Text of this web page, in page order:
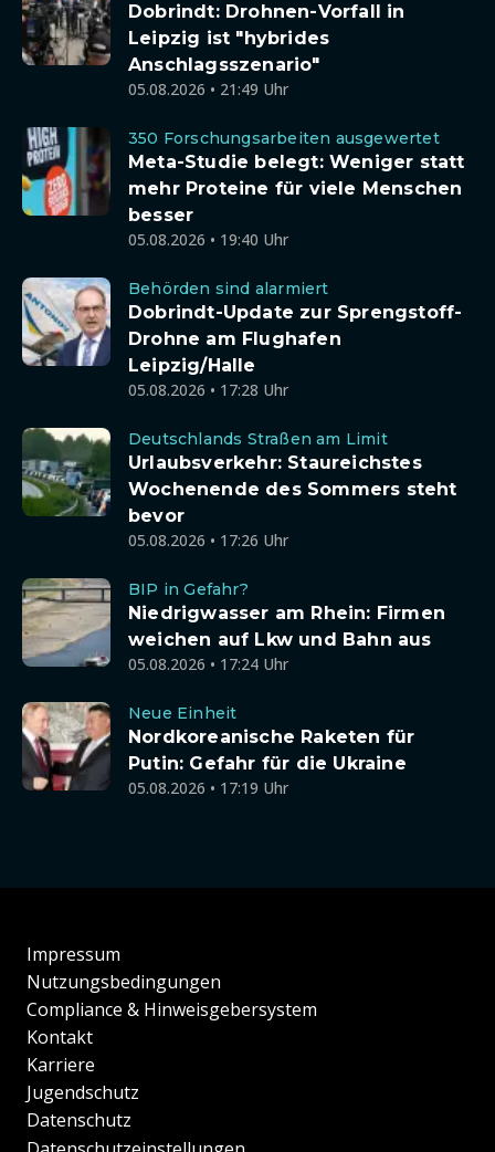
Dobrindt: Drohnen-Vorfall in
Leipzig ist "hybrides
Anschlagsszenario"
05.08.2026 • 21:49 Uhr
350 Forschungsarbeiten ausgewertet
Meta-Studie belegt: Weniger statt
mehr Proteine für viele Menschen
besser
05.08.2026 • 19:40 Uhr
Behörden sind alarmiert
Dobrindt-Update zur Sprengstoff-
Drohne am Flughafen
Leipzig/Halle
05.08.2026 • 17:28 Uhr
Deutschlands Straßen am Limit
Urlaubsverkehr: Staureichstes
Wochenende des Sommers steht
bevor
05.08.2026 • 17:26 Uhr
BIP in Gefahr?
Niedrigwasser am Rhein: Firmen
weichen auf Lkw und Bahn aus
05.08.2026 • 17:24 Uhr
Neue Einheit
Nordkoreanische Raketen für
Putin: Gefahr für die Ukraine
05.08.2026 • 17:19 Uhr
Impressum
Nutzungsbedingungen
Compliance & Hinweisgebersystem
Kontakt
Karriere
Jugendschutz
Datenschutz